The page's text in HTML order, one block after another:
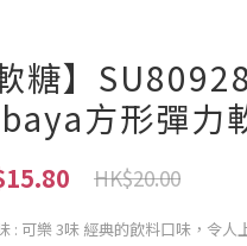
軟糖】
方形彈力
HK$20.00
: 可樂 3味 經典的飲料口味，令人